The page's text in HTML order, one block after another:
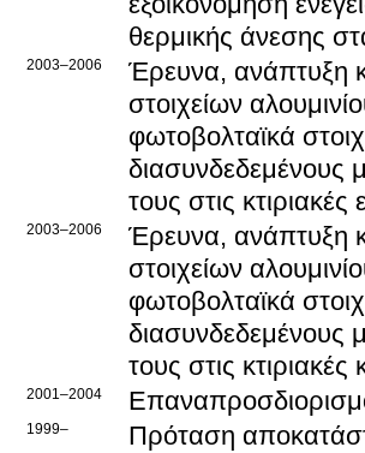
θερμικής άνεσης
2003–2006
Έρευνα, ανάπτυξη
στοιχείων
φωτοβολταϊκά
διασυνδεδεμένους
τους στις
2003–2006
Έρευνα, ανάπτυξη
στοιχείων
φωτοβολταϊκά
διασυνδεδεμένους
τους στις
2001–2004
1999–
Πρόταση